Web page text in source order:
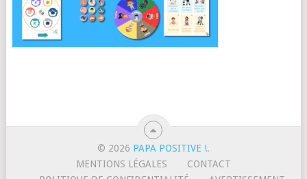
© 2026 PAPA POSITIVE !.
MENTIONS LÉGALES
CONTACT